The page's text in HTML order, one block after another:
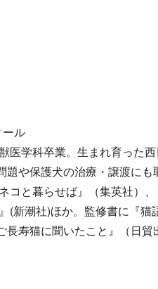
ル
医学科卒業。生まれ育った
や保護犬の治療・譲渡にも
コと暮らせば』（集英社）
(新潮社)ほか。監修書に『
寿猫に聞いたこと』（日貿